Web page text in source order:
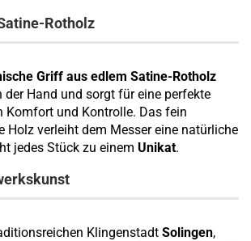
Rotholz
Griff aus edlem Satine-Rotholz
der Hand und sorgt für eine perfekte
Komfort und Kontrolle. Das fein
Holz verleiht dem Messer eine natürliche
jedes Stück zu einem Unikat.
Klingenstadt Solingen,